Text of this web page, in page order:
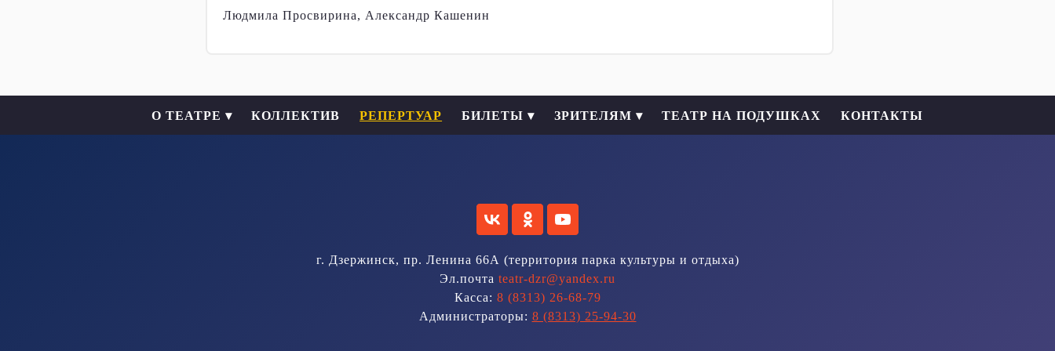
Людмила Просвирина, Александр Кашенин
О ТЕАТРЕ ▾ КОЛЛЕКТИВ РЕПЕРТУАР БИЛЕТЫ ▾ ЗРИТЕЛЯМ ▾ ТЕАТР НА ПОДУШКАХ КОНТАКТЫ
г. Дзержинск, пр. Ленина 66А (территория парка культуры и отдыха)
Эл.почта teatr-dzr@yandex.ru
Касса: 8 (8313) 26-68-79
Администраторы: 8 (8313) 25-94-30